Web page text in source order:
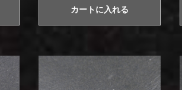
カートに入れる